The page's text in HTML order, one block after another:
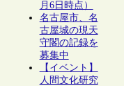
月6日時点）
名古屋市、名
古屋城の現天
守閣の記録を
募集中
【イベント】
人間文化研究